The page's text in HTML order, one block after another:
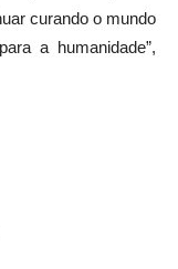
curando o mundo
a humanidade”,